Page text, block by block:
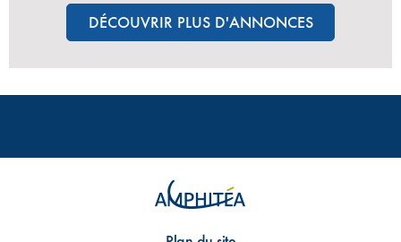
DÉCOUVRIR PLUS D'ANNONCES